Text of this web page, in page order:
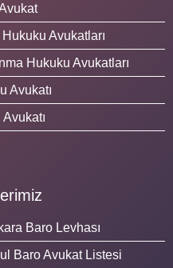
Avukatları
Hukuku Avukatları
Avukatı
Baro Levhası
Baro Avukat Listesi